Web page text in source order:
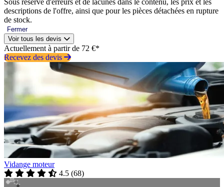
Sous réserve d'erreurs et de lacunes dans le contenu, les prix et les
descriptions de l'offre, ainsi que pour les pièces détachées en rupture
de stock.
Fermer
Voir tous les devis
Actuellement à partir de 72 €*
Recevez des devis
Vidange moteur
4.5 (68)